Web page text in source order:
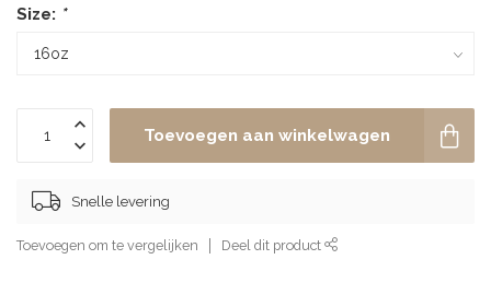
Size: *
Toevoegen aan winkelwagen
Snelle levering
Toevoegen om te vergelijken Deel dit product